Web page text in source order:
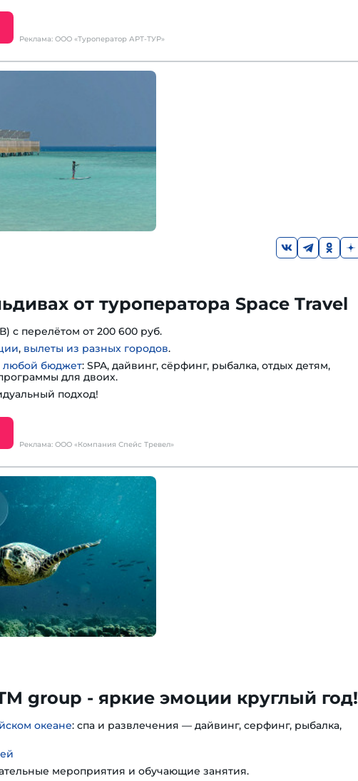
Реклама: ООО «Туроператор АРТ-ТУР»
от туроператора Space Travel
с перелётом от 200 600 руб.
, вылеты из разных городов.
любой бюджет: SPA, дайвинг, сёрфинг, рыбалка, отдых детям,
для двоих.
подход!
Реклама: ООО «Компания Спейс Тревел»
group - яркие эмоции круглый год!
океане: спа и развлечения — дайвинг, серфинг, рыбалка,
мероприятия и обучающие занятия.